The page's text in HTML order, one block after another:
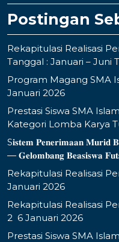
Postingan
Rekapitulasi Realisasi
Tanggal : Januari – Juni
Program Magang SMA
Januari 2026
Prestasi Siswa SMA
Kategori Lomba Karya
S𝐢𝐬𝐭𝐞𝐦 𝐏𝐞𝐧𝐞𝐫𝐢𝐦𝐚𝐚𝐧
— 𝐆𝐞𝐥𝐨𝐦𝐛𝐚𝐧𝐠 𝐁𝐞𝐚𝐬𝐢𝐬𝐰𝐚
Rekapitulasi Realisasi
Januari 2026
Rekapitulasi Realisasi
2 6 Januari 2026
Prestasi Siswa SMA